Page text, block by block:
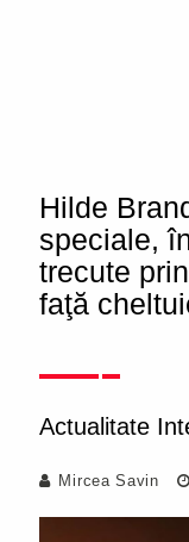
Hilde
speciale,
trecute
faţă
Actualitate
Mircea Savin